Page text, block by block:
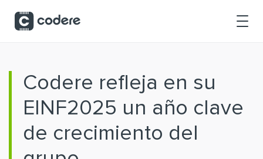
Codere refleja en su
EINF2025 un año clave
de crecimiento del